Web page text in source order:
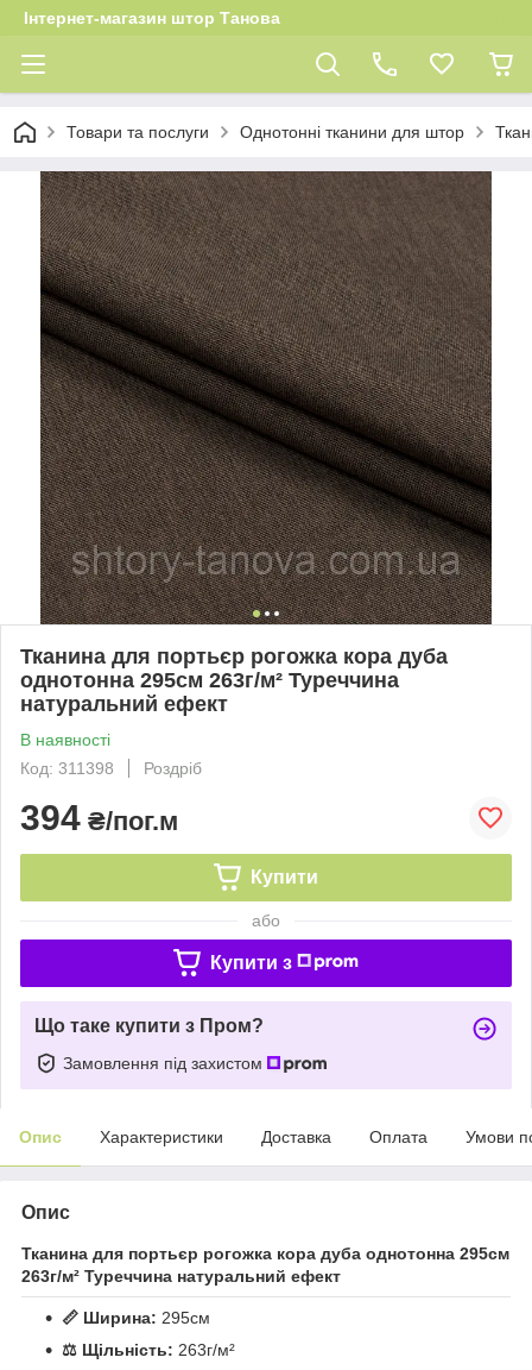
Інтернет-магазин штор Танова
Товари та послуги Однотонні тканини для штор
Тканина для портьєр рогожка кора дуба
однотонна 295см 263г/м² Туреччина
натуральний ефект
В наявності
Код: 311398
Роздріб
394 ₴/пог.м
Купити
або
Купити з
Що таке купити з Пром?
Замовлення під захистом
Опис Характеристики Доставка Оплата Умови
Опис
Тканина для портьєр рогожка кора дуба однотонна 295см
263г/м² Туреччина натуральний ефект
📏 Ширина: 295см
⚖️ Щільність: 263г/м²